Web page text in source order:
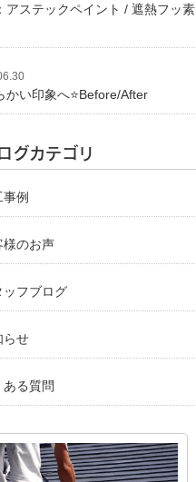
アステックペイント / 遮熱フッ素
かい印象へ⭐️Before/After
グカテゴリ
例
様のお声
ッフブログ
らせ
ある質問